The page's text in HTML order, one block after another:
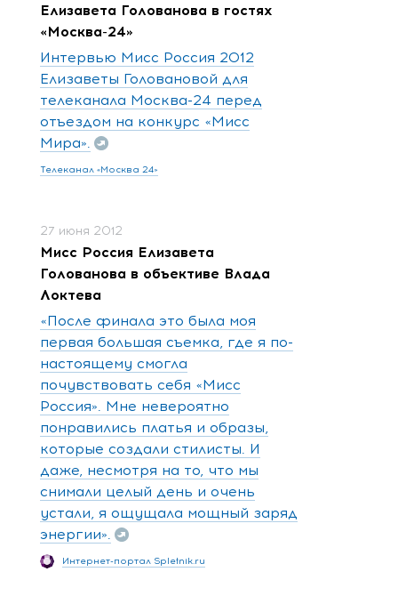
Елизавета Голованова в гостях
«Москва-24»
Интервью Мисс Россия 2012
Елизаветы Головановой для
телеканала Москва-24 перед
отъездом на конкурс «Мисс
Мира».
Телеканал «Москва 24»
27 июня 2012
Мисс Россия Елизавета
Голованова в объективе Влада
Локтева
«После финала это была моя
первая большая съемка, где я по-
настоящему смогла
почувствовать себя «Мисс
Россия». Мне невероятно
понравились платья и образы,
которые создали стилисты. И
даже, несмотря на то, что мы
снимали целый день и очень
устали, я ощущала мощный заряд
энергии».
Интернет-портал Spletnik.ru